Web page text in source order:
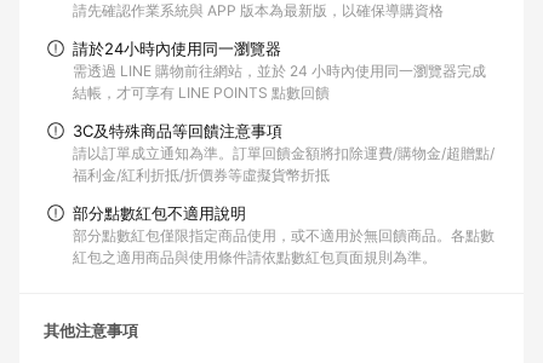
請先確認作業系統與 APP 版本為最新版，以確保導購資格
請於24小時內使用同一瀏覽器
需透過 LINE 購物前往網站，並於 24 小時內使用同一瀏覽器完成
結帳，才可享有 LINE POINTS 點數回饋
3C及特殊商品等回饋注意事項
請以訂單成立通知為準。訂單回饋金額將扣除運費/購物金/超贈點/
福利金/紅利折抵/折價券等虛擬貨幣折抵
部分點數紅包不適用說明
部分點數紅包僅限指定商品使用，或不適用於無回饋商品。各點數
紅包之適用商品與使用條件請依點數紅包頁面規則為準。
其他注意事項